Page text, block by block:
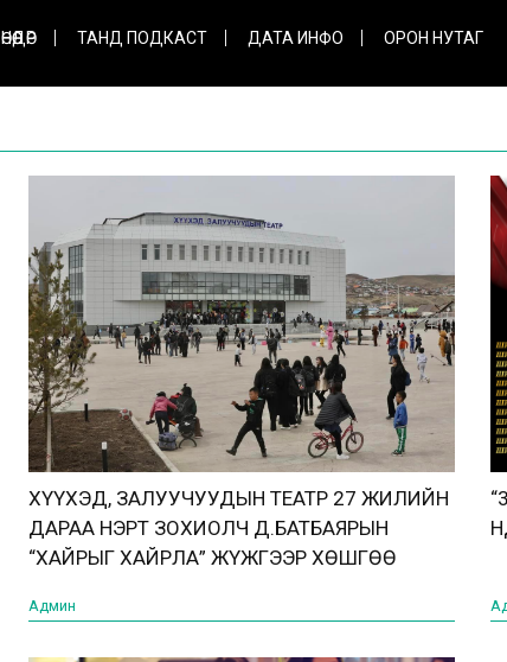
ӨНӨӨДӨР ТАНД ПОДКАСТ ДАТА ИНФО ОРОН НУТАГ
ХҮҮХЭД, ЗАЛУУЧУУДЫН ТЕАТР 27 ЖИЛИЙН
ДАРАА НЭРТ ЗОХИОЛЧ Д.БАТБАЯРЫН
“ХАЙРЫГ ХАЙРЛА” ЖҮЖГЭЭР ХӨШГӨӨ
Админ